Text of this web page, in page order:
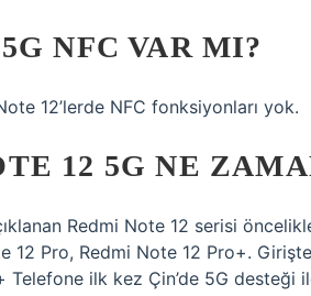
NFC VAR MI?
12’lerde NFC fonksiyonları yok.
12 5G NE
Redmi Note 12 serisi
12 Pro, Redmi Note 12 Pro+.
Telefone ilk kez Çin’de 5G desteği